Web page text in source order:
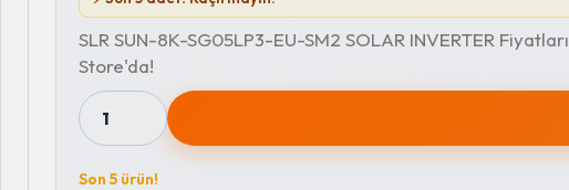
SLR SUN-8K-SG05LP3-EU-SM2 SOLAR INVERTER
Store'da!
1
Son 5 ürün!